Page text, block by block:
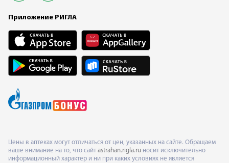
Приложение РИГЛА
Цены в аптеках могут отличаться от цен, указанных на сайте. Обращаем
ваше внимание на то, что сайт astrahan.rigla.ru носит исключительно
информационный характер и ни при каких условиях не является